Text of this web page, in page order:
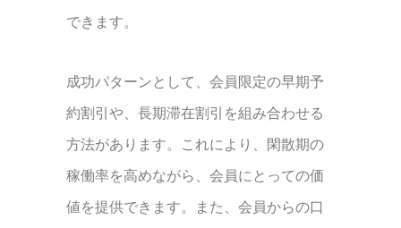
できます。
成功パターンとして、会員限定の早期予
約割引や、長期滞在割引を組み合わせる
方法があります。これにより、閑散期の
稼働率を高めながら、会員にとっての価
値を提供できます。また、会員からの口